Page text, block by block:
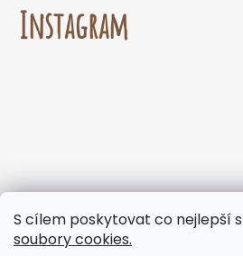
S cílem poskytovat co nejlepší
soubory cookies.
měsíců nedoporučujeme
samoobslužných boxů, kde
Instagram
Sledovat na